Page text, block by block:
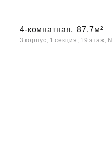
4-комнатная, 87.7м²
3 корпус, 1 секция, 19 этаж,